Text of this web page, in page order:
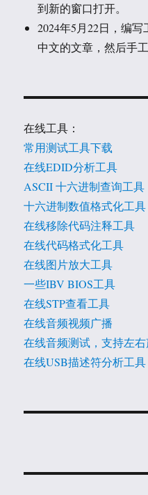
到新的窗口打开。
2024年5月22日，编
中文的文章，然后手
在线工具：
常用测试工具下载
在线EDID分析工具
ASCII 十六进制查询工具
十六进制数值格式化工具
在线移除代码注释工具
在线代码格式化工具
在线图片放大工具
一些IBV BIOS工具
在线STP查看工具
在线音频视频广播
在线音频测试，支持左
在线USB描述符分析工具